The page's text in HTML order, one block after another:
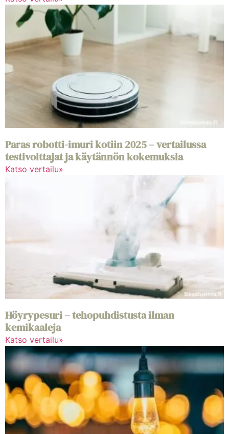
Paras robotti-imuri kotiin 2025 – vertailussa
testivoittajat ja käytännön kokemuksia
Katso vertailu»
Höyrypesuri – tehopuhdistusta ilman
kemikaaleja
Katso vertailu»